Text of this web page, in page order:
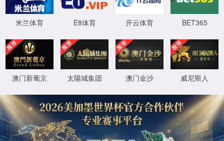
公司活动 2023-03-30
云顶线路yd123002023员工旅游
----云顶线路yd123002023员工旅游